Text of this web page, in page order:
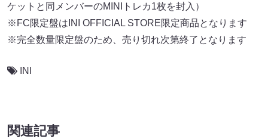
ケットと同メンバーのMINIトレカ1枚を封入）
※FC限定盤はINI OFFICIAL STORE限定商品となります
※完全数量限定盤のため、売り切れ次第終了となります
INI
関連記事